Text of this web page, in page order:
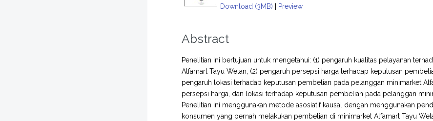
Download (3MB) | Preview
Abstract
Penelitian ini bertujuan untuk mengetahui: (1) pengaruh kualitas pelayanan
Alfamart Tayu Wetan, (2) pengaruh persepsi harga terhadap keputusan
pengaruh lokasi terhadap keputusan pembelian pada pelanggan minimarket
persepsi harga, dan lokasi terhadap keputusan pembelian pada pelanggan
Penelitian ini menggunakan metode asosiatif kausal dengan menggunakan
konsumen yang pernah melakukan pembelian di minimarket Alfamart Tayu